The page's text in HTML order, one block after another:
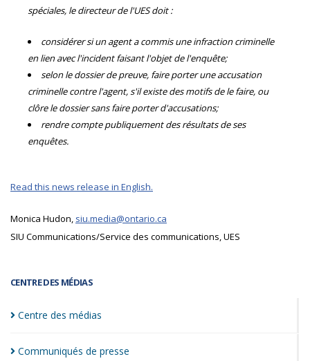
CENTRE DES MÉDIAS
Centre des médias
Communiqués de presse
spéciales, le directeur de l'UES doit :
considérer si un agent a commis une infraction criminelle
en lien avec l'incident faisant l'objet de l'enquête;
selon le dossier de preuve, faire porter une accusation
criminelle contre l'agent, s'il existe des motifs de le faire, ou
clôre le dossier sans faire porter d'accusations;
rendre compte publiquement des résultats de ses
enquêtes.
Read this news release in English.
Monica Hudon, siu.media@ontario.ca
SIU Communications/Service des communications, UES